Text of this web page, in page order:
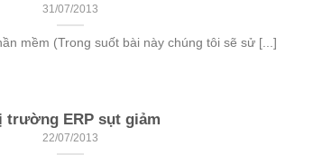
31/07/2013
mềm (Trong suốt bài này chúng tôi sẽ sử [...]
trường ERP sụt giảm
22/07/2013